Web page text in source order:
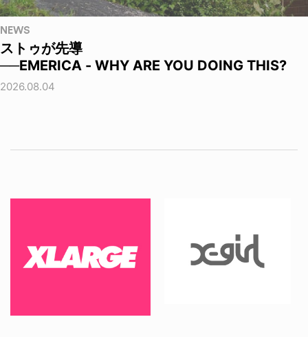
NEWS
ストゥが先導
──EMERICA - WHY ARE YOU DOING THIS?
2026.08.04